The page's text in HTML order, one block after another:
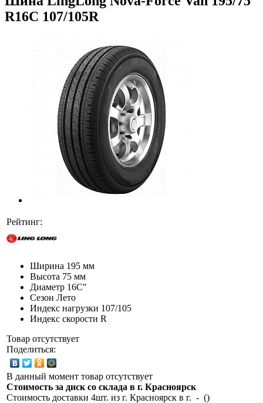
R16C 107/105R
Рейтинг:
Ширина 195 мм
Высота 75 мм
Диаметр 16C″
Сезон Лето
Индекс нагрузки 107/105
Индекс скорости R
Товар отсутствует
Поделиться:
В данный момент товар отсутствует
Стоимость за диск со склада в г. Красноярск
Стоимость доставки 4шт. из г. Красноярск в г. - ()